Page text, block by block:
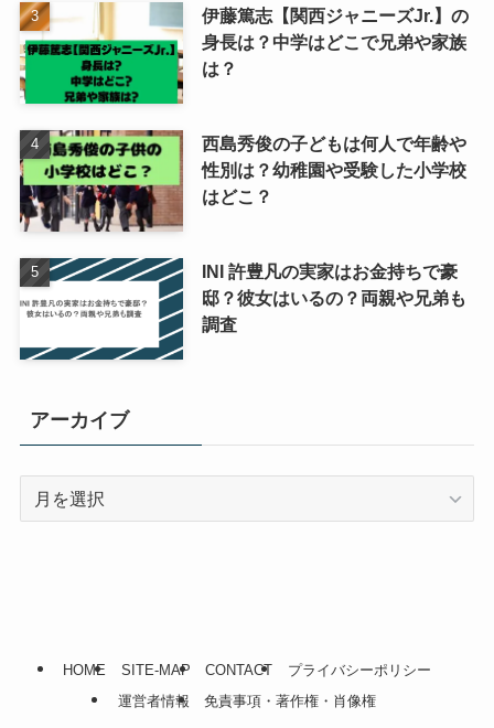
伊藤篤志【関西ジャニーズJr.】の
身長は？中学はどこで兄弟や家族
は？
西島秀俊の子どもは何人で年齢や
性別は？幼稚園や受験した小学校
はどこ？
INI 許豊凡の実家はお金持ちで豪
邸？彼女はいるの？両親や兄弟も
調査
アーカイブ
HOME SITE-MAP CONTACT
プライバシーポリシー
運営者情報
免責事項・著作権・肖像権